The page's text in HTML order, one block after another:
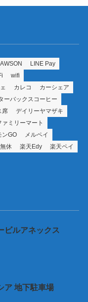
LINE Pay
wifi
カレコ
カーシェア
ーバックスコーヒー
席
デイリーヤマザキ
ァミリーマート
ンGO
メルペイ
休 楽天Edy
楽天ペイ
ビルアネックス
ア 地下駐車場